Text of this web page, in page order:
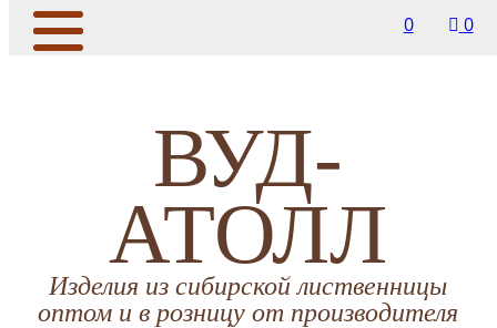
0 0
ВУД-
АТОЛЛ
Изделия из сибирской лиственницы
оптом и в розницу от производителя